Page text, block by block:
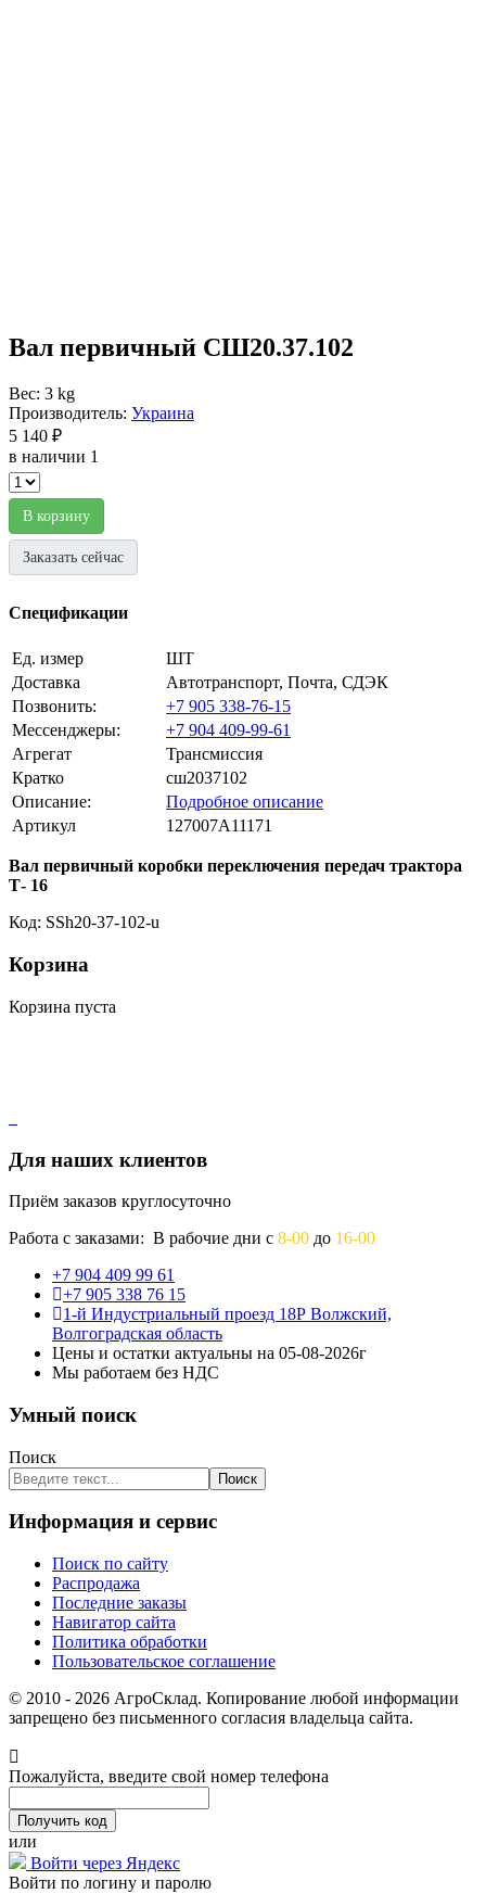
Вал первичный СШ20.37.102
Вес: 3 kg
Производитель: Украина
5 140 ₽
в наличии 1
В корзину
Заказать сейчас
Спецификации
Ед. измер
ШТ
Доставка
Автотранспорт, Почта, СДЭК
Позвонить:
+7 905 338-76-15
Мессенджеры:
+7 904 409-99-61
Агрегат
Трансмиссия
Кратко
сш2037102
Описание:
Подробное описание
Артикул
127007A11171
Вал первичный коробки переключения передач трактора
Т- 16
Код: SSh20-37-102-u
Корзина
Корзина пуста
Для наших клиентов
Приём заказов круглосуточно
Работа с заказами: В рабочие дни с 8-00 до 16-00
+7 904 409 99 61
+7 905 338 76 15
1-й Индустриальный проезд 18Р Волжский,
Волгоградская область
Цены и остатки актуальны на 05-08-2026г
Мы работаем без НДС
Умный поиск
Поиск
Поиск
Информация и сервис
Поиск по сайту
Распродажа
Последние заказы
Навигатор сайта
Политика обработки
Пользовательское соглашение
© 2010 - 2026 АгроСклад. Копирование любой информации
запрещено без письменного согласия владельца сайта.
Пожалуйста, введите свой номер телефона
или
Войти через Яндекс
Войти по логину и паролю